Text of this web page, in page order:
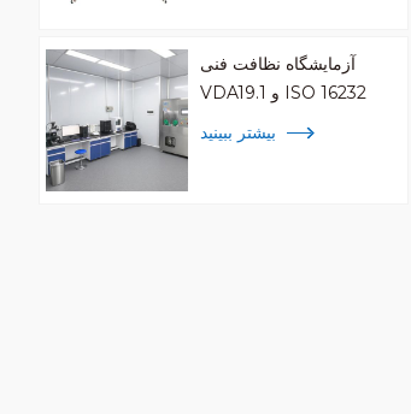
آزمایشگاه نظافت فنی
VDA19.1 و ISO 16232
بیشتر ببینید